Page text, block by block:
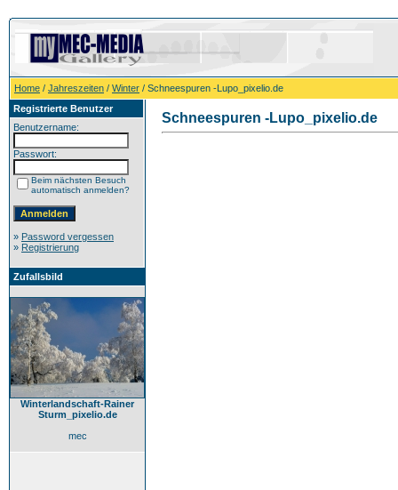
Home / Jahreszeiten / Winter / Schneespuren -Lupo_pixelio.de
Registrierte Benutzer
Benutzername:
Passwort:
Beim nächsten Besuch
automatisch anmelden?
» Password vergessen
» Registrierung
Zufallsbild
Winterlandschaft-Rainer
Sturm_pixelio.de
mec
Schneespuren -Lupo_pixelio.de